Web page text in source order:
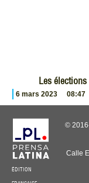
Les
6 mars 2023 08:47
ÉDITION
©
Calle